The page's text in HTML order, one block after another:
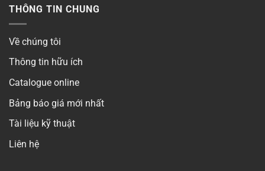
THÔNG TIN CHUNG
Về chúng tôi
Thông tin hữu ích
Catalogue online
Bảng báo giá mới nhất
Tài liệu kỹ thuật
Liên hệ